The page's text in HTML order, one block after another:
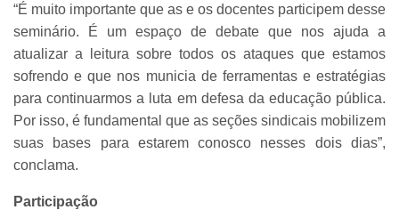
“É muito importante que as e os docentes participem desse
seminário. É um espaço de debate que nos ajuda a
atualizar a leitura sobre todos os ataques que estamos
sofrendo e que nos municia de ferramentas e estratégias
para continuarmos a luta em defesa da educação pública.
Por isso, é fundamental que as seções sindicais mobilizem
suas bases para estarem conosco nesses dois dias”,
conclama.
Participação